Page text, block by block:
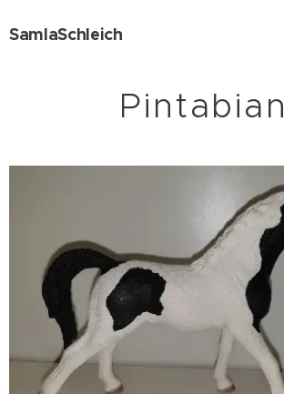
SamlaSchleich
Pintabian